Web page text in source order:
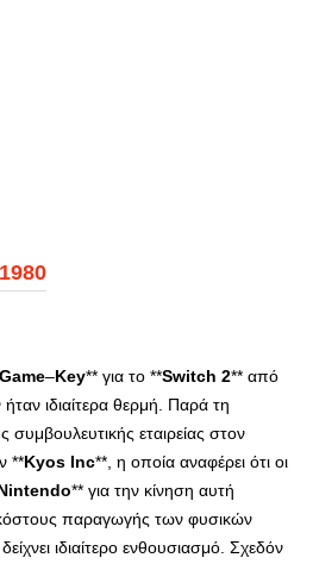
Game–Key** για το **Switch 2** από
ιδιαίτερα θερμή. Παρά τη
συμβουλευτικής εταιρείας στον
**Kyos Inc**, η οποία αναφέρει ότι οι
** για την κίνηση αυτή
κόστους παραγωγής των φυσικών
ιδιαίτερο ενθουσιασμό. Σχεδόν